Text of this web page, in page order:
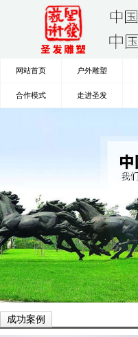
网站首页 户外雕塑
合作模式 走进圣发
成功案例